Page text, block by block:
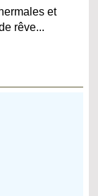
et
rêve...